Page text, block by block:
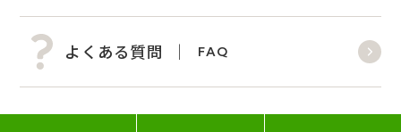
よくある質問 FAQ